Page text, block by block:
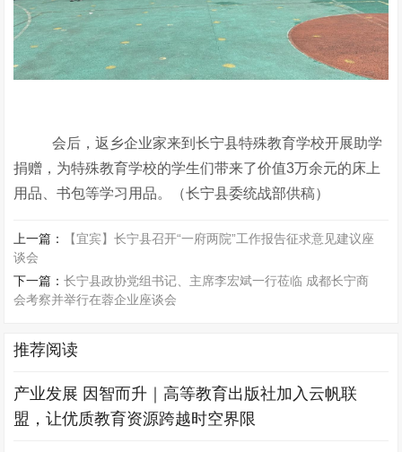
会后，返乡企业家来到长宁县特殊教育学校开展助学
捐赠，为特殊教育学校的学生们带来了价值3万余元的床上
用品、书包等学习用品。（长宁县委统战部供稿）
上一篇：
【宜宾】长宁县召开“一府两院”工作报告征求意见建议座
谈会
下一篇：长宁县政协党组书记、主席李宏斌一行莅临 成都长宁商
会考察并举行在蓉企业座谈会
推荐阅读
产业发展 因智而升｜高等教育出版社加入云帆联
盟，让优质教育资源跨越时空界限